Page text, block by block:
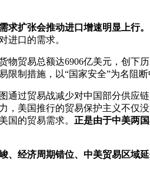
求扩张会推动进口增速明显上行。
进口的需求。
贸易总额达6906亿美元，创下
制措施，以“国家安全”为名阻
通过贸易战减少对中国部分供应
，美国推行的贸易保护主义不
国的贸易需求。 正是由于中美两
、经济周期错位、中美贸易区域